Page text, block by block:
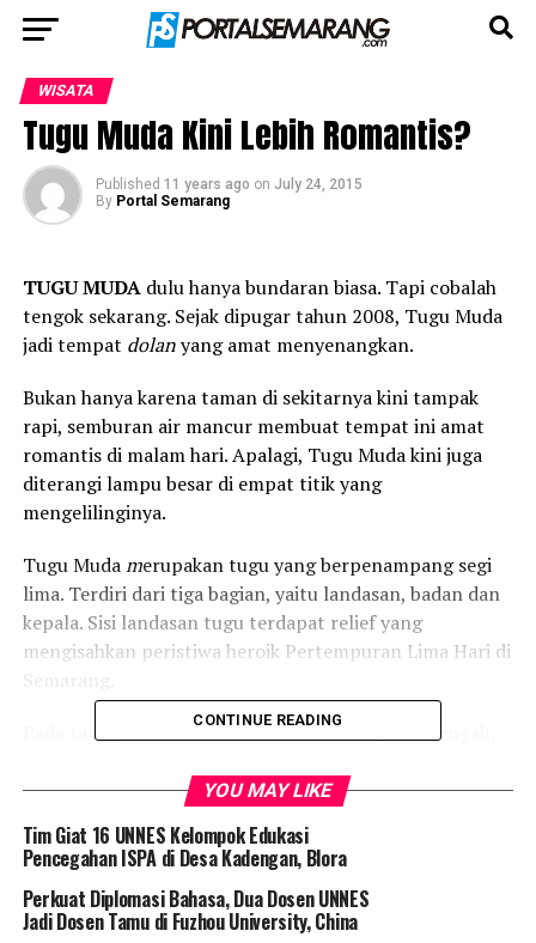
WISATA
Tugu Muda Kini Lebih Romantis?
Published 11 years ago on July 24, 2015
By Portal Semarang
TUGU MUDAdulu hanya bundaran biasa. Tapi cobalah
tengok sekarang. Sejak dipugar tahun 2008, Tugu Muda
jadi tempat dolanyang amat menyenangkan.
Bukan hanya karena taman di sekitarnya kini tampak
rapi, semburan air mancur membuat tempat ini amat
romantis di malam hari. Apalagi, Tugu Muda kini juga
diterangi lampu besar di empat titik yang
mengelilinginya.
Tugu Mudamerupakan tugu yang berpenampang segi
lima. Terdiri dari tiga bagian, yaitu landasan, badan dan
kepala. Sisi landasan tugu terdapat relief yang
mengisahkan peristiwa heroik Pertempuran Lima Hari di
Pada tanggal 28 Oktober 1945 Gubernur Jawa Tengah,
pembangunan tugu di lokasi yang direncanakan semula,
1945 meletus perang melawan Sekutu dan Jepang,
proyek ini terbengkalai.
Kemudian, tahun 1949, oleh Badan Koordinasi Pemuda
CONTINUE READING
YOU MAY LIKE
Tim Giat 16 UNNES Kelompok Edukasi
Pencegahan ISPA di Desa Kadengan, Blora
Perkuat Diplomasi Bahasa, Dua Dosen UNNES
Jadi Dosen Tamu di Fuzhou University, China